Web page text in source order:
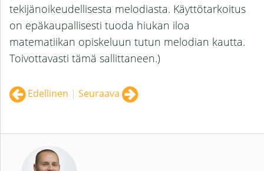
tekijänoikeudellisesta melodiasta. Käyttötarkoitus
on epäkaupallisesti tuoda hiukan iloa
matematiikan opiskeluun tutun melodian kautta.
Toivottavasti tämä sallittaneen.)
Edellinen | Seuraava